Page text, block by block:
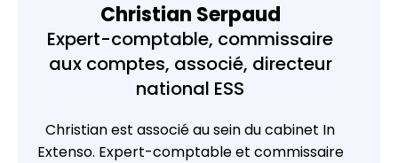
Christian Serpaud
Expert-comptable, commissaire
aux comptes, associé, directeur
national ESS
Christian est associé au sein du cabinet In
Extenso. Expert-comptable et commissaire